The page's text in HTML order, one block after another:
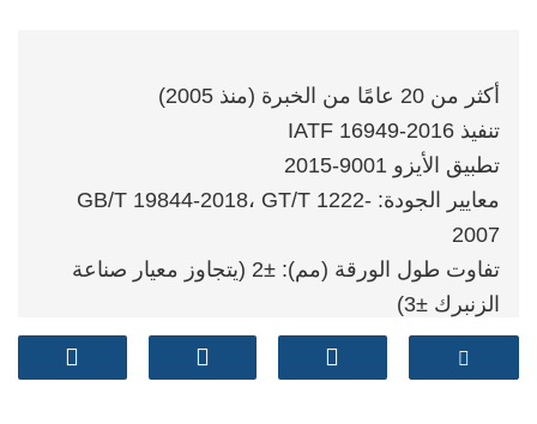
أكثر من 20 عامًا من الخبرة (منذ 2005)
تنفيذ IATF 16949-2016
تطبيق الأيزو 9001-2015
معايير الجودة: GB/T 19844-2018، GT/T 1222-
2007
تفاوت طول الورقة (مم): ±2 (يتجاوز معيار صناعة
الزنبرك ±3)
تفاوت الحدبة (مم): ±±6 (يتجاوز معيار صناعة الزنبرك
±7)